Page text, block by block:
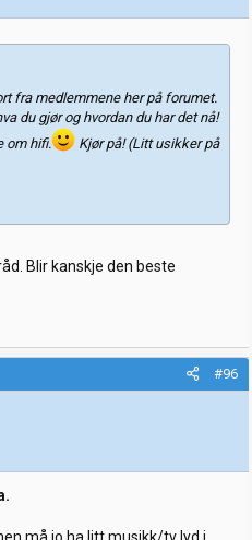
fra medlemmene her på forumet.
du gjør og hvordan du har det nå!
om hifi.
Kjør på! (Litt usikker på
Blir kanskje den beste
#96